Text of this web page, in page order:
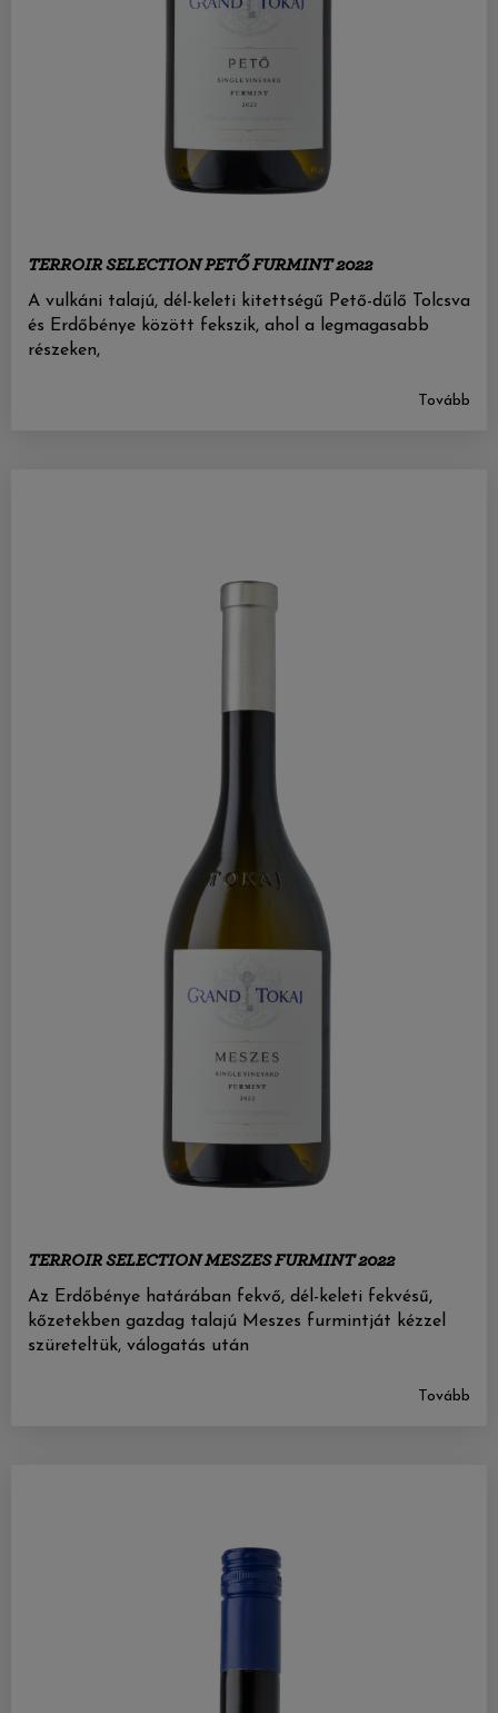
TERROIR SELECTION PETŐ FURMINT 2022
A vulkáni talajú, dél-keleti kitettségű Pető-dűlő Tolcsva
és Erdőbénye között fekszik, ahol a legmagasabb
részeken,
Tovább
TERROIR SELECTION MESZES FURMINT 2022
Az Erdőbénye határában fekvő, dél-keleti fekvésű,
kőzetekben gazdag talajú Meszes furmintját kézzel
szüreteltük, válogatás után
Tovább